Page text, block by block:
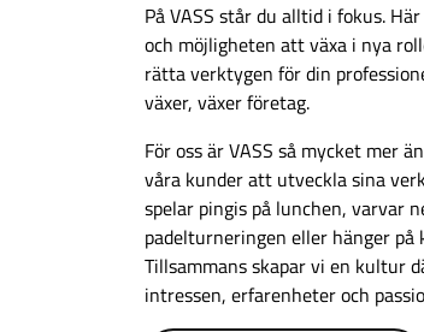
På VASS står du alltid i fokus.
och möjligheten att växa i nya
rätta verktygen för din
växer, växer företag.
För oss är VASS så mycket mer
våra kunder att utveckla sina
spelar pingis på lunchen, varvar
padelturneringen eller hänger
Tillsammans skapar vi en kultur
intressen, erfarenheter och